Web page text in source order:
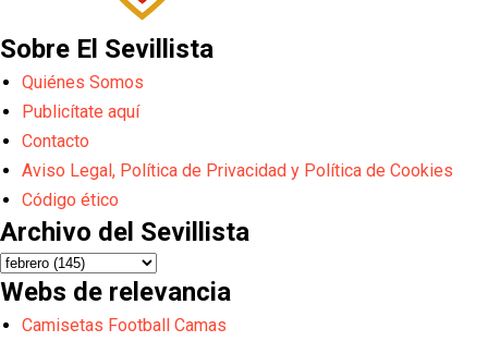
Sobre El Sevillista
Quiénes Somos
Publicítate aquí
Contacto
Aviso Legal, Política de Privacidad y Política de Cookies
Código ético
Archivo del Sevillista
Webs de relevancia
Camisetas Football Camas